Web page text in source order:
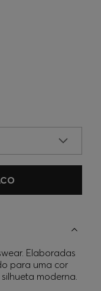
Elaboradas
para uma cor
moderna.